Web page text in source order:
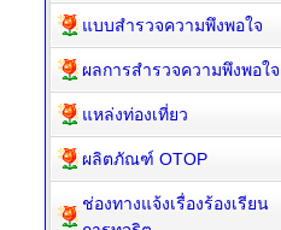
แบบสำรวจความพึงพอใจ
ผลการสำรวจความพึงพอใจ
แหล่งท่องเที่ยว
ผลิตภัณฑ์ OTOP
ช่องทางแจ้งเรื่องร้องเรียน